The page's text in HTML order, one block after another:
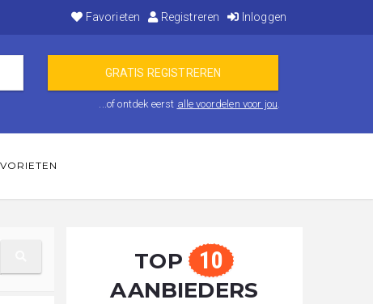
Favorieten Registreren Inloggen
...of ontdek eerst alle voordelen voor jou.
TOP 10
AANBIEDERS